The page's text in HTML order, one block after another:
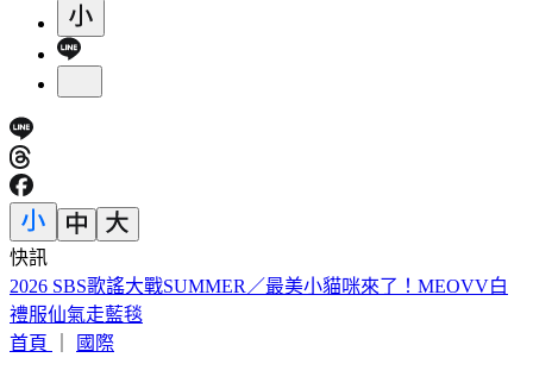
快訊
山本由伸5.2局零失分！大谷翔平10局超前安 道奇成功終止7
連敗
首頁
國際